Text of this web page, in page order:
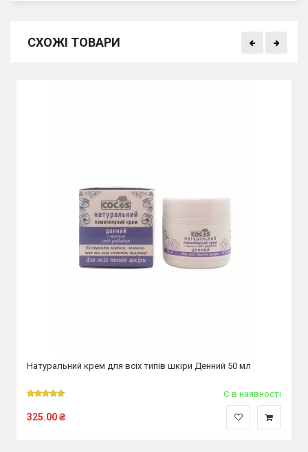
СХОЖІ ТОВАРИ
Натуральний крем для всіх типів шкіри Денний 50 мл
Є в наявності
325.00₴